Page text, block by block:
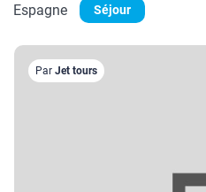
Espagne Séjour
Par Jet tours